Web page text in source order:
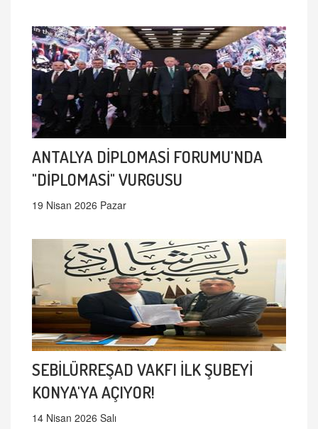
ANTALYA DİPLOMASİ FORUMU'NDA
"DİPLOMASİ" VURGUSU
19 Nisan 2026 Pazar
SEBİLÜRREŞAD VAKFI İLK ŞUBEYİ
KONYA'YA AÇIYOR!
14 Nisan 2026 Salı